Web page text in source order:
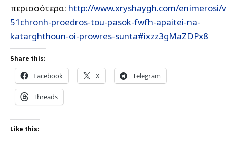
περισσότερα: http://www.xryshaygh.com/enimerosi/
51chronh-proedros-tou-pasok-fwfh-apaitei-na-
katarghthoun-oi-prowres-sunta#ixzz3gMaZDPx8
Share this:
Facebook X Telegram
Threads
Like this: